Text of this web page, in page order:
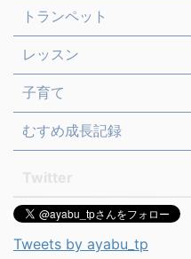
トランペット
レッスン
子育て
むすめ成長記録
Tweets by ayabu_tp